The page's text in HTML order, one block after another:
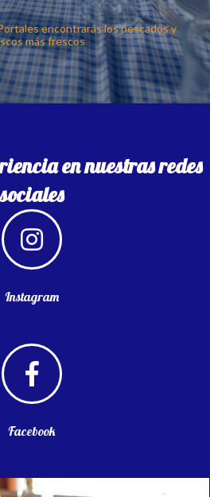
encontrarás los pescados y
más frescos
en nuestras redes
sociales
Instagram
Facebook